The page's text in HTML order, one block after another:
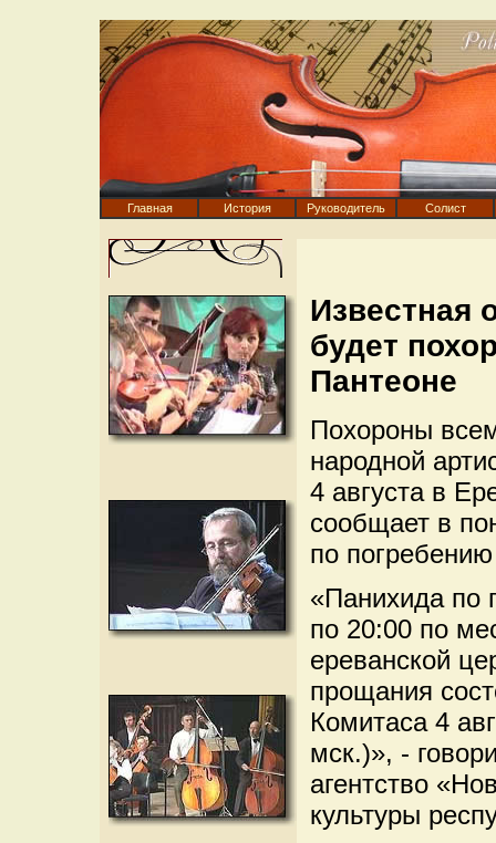
Главная История Руководитель Солист
Известная
будет
Пантеоне
Похороны
народной
4 августа в
сообщает в
по
«Панихида по
по 20:00 по
ереванской
прощания
Комитаса 4
мск.)», -
агентство
культуры